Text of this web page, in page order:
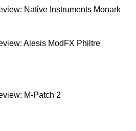
Native Instruments Monark
Alesis ModFX Philtre
M-Patch 2